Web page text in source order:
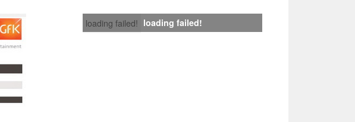
loading failed! loading failed!